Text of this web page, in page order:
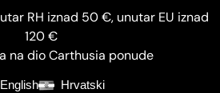
RH iznad 50 €, unutar EU iznad
120 €
na dio Carthusia ponude
English Hrvatski